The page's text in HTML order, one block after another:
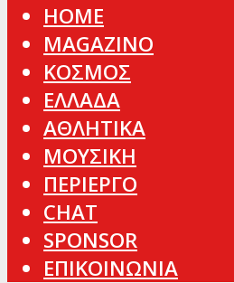
HOME
MAGAZINO
ΚΟΣΜΟΣ
ΕΛΛΑΔΑ
ΑΘΛΗΤΙΚΑ
ΜΟΥΣΙΚΗ
ΠΕΡΙΕΡΓΟ
CHAT
SPONSOR
ΕΠΙΚΟΙΝΩΝΙΑ